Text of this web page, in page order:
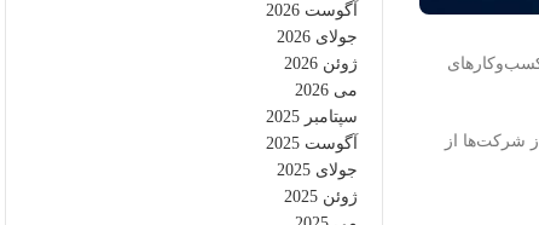
کسب‌وکارهای
شرکت‌ها از
آگوست 2026
جولای 2026
ژوئن 2026
می 2026
سپتامبر 2025
آگوست 2025
جولای 2025
ژوئن 2025